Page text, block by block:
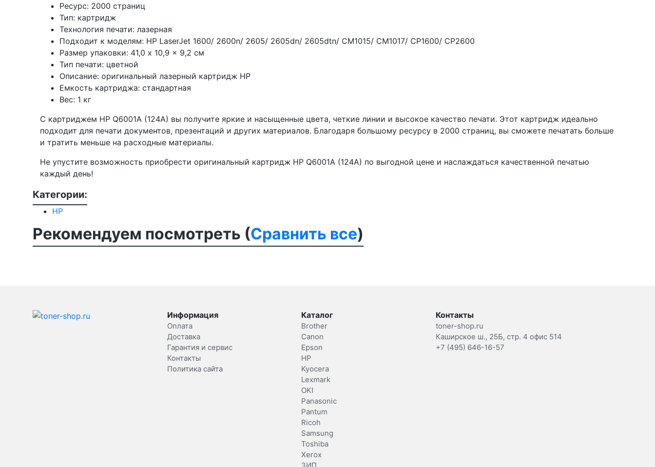
Ресурс: 2000 страниц
Тип: картридж
Технология печати: лазерная
Подходит к моделям: HP LaserJet 1600/ 2600n/ 2605/ 2605dn/ 2605dtn/ CM1015/ CM1017/ CP1600/ CP2600
Размер упаковки: 41,0 x 10,9 x 9,2 см
Тип печати: цветной
Описание: оригинальный лазерный картридж HP
Емкость картриджа: стандартная
Вес: 1 кг
С картриджем HP Q6001A (124A) вы получите яркие и насыщенные цвета, четкие линии и высокое качество печати. Этот картридж идеально
подходит для печати документов, презентаций и других материалов. Благодаря большому ресурсу в 2000 страниц, вы сможете печатать больше
и тратить меньше на расходные материалы.
Не упустите возможность приобрести оригинальный картридж HP Q6001A (124A) по выгодной цене и наслаждаться качественной печатью
каждый день!
Категории:
HP
Рекомендуем посмотреть (Сравнить все)
Информация
Оплата
Доставка
Гарантия и сервис
Контакты
Политика сайта
Каталог
Brother
Canon
Epson
HP
Kyocera
Lexmark
OKI
Panasonic
Pantum
Ricoh
Samsung
Toshiba
Xerox
Контакты
toner-shop.ru
Каширское ш., 25Б, стр. 4 офис 514
+7 (495) 646-16-57